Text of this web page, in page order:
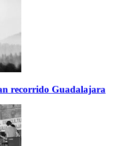
recorrido Guadalajara